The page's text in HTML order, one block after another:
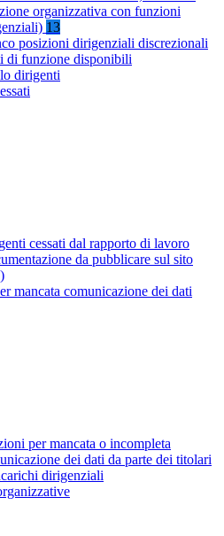
organizzativa con funzioni
13
posizioni dirigenziali discrezionali
di funzione disponibili
dirigenti
cessati dal rapporto di lavoro
da pubblicare sul sito
mancata comunicazione dei dati
per mancata o incompleta
dei dati da parte dei titolari
dirigenziali